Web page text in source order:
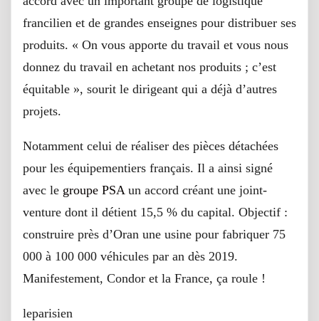
francilien et de grandes enseignes pour distribuer ses
produits. « On vous apporte du travail et vous nous
donnez du travail en achetant nos produits ; c’est
équitable », sourit le dirigeant qui a déjà d’autres
projets.
Notamment celui de réaliser des pièces détachées
pour les équipementiers français. Il a ainsi signé
avec le groupe PSA un accord créant une joint-
venture dont il détient 15,5 % du capital. Objectif :
construire près d’Oran une usine pour fabriquer 75
000 à 100 000 véhicules par an dès 2019.
Manifestement, Condor et la France, ça roule !
leparisien